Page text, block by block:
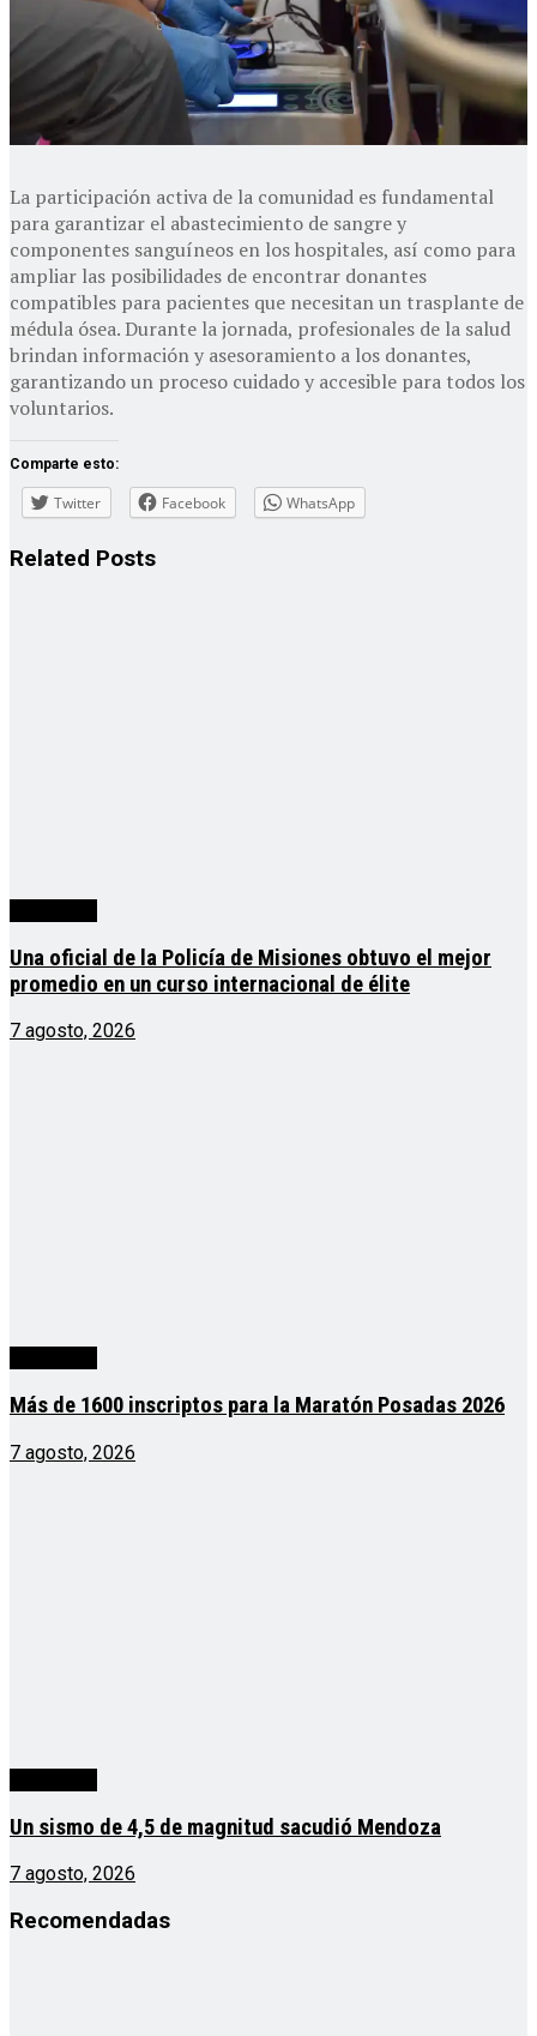
La participación activa de la comunidad es fundamental
para garantizar el abastecimiento de sangre y
componentes sanguíneos en los hospitales, así como para
ampliar las posibilidades de encontrar donantes
compatibles para pacientes que necesitan un trasplante de
médula ósea. Durante la jornada, profesionales de la salud
brindan información y asesoramiento a los donantes,
garantizando un proceso cuidado y accesible para todos los
voluntarios.
Comparte esto:
Twitter Facebook WhatsApp
Related Posts
Una oficial de la Policía de Misiones obtuvo el mejor
promedio en un curso internacional de élite
7 agosto, 2026
Más de 1600 inscriptos para la Maratón Posadas 2026
7 agosto, 2026
Un sismo de 4,5 de magnitud sacudió Mendoza
7 agosto, 2026
Recomendadas